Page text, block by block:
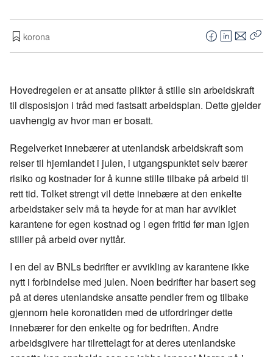
korona
F
a
e
b
k
L
i
k
e
n
E
-
o
s
t
Hovedregelen er at ansatte plikter å stille sin arbeidskraft
til disposisjon i tråd med fastsatt arbeidsplan. Dette gjelder
uavhengig av hvor man er bosatt.
Regelverket innebærer at utenlandsk arbeidskraft som
reiser til hjemlandet i julen, i utgangspunktet selv bærer
risiko og kostnader for å kunne stille tilbake på arbeid til
rett tid. Tolket strengt vil dette innebære at den enkelte
arbeidstaker selv må ta høyde for at man har avviklet
karantene for egen kostnad og i egen fritid før man igjen
stiller på arbeid over nyttår.
I en del av BNLs bedrifter er avvikling av karantene ikke
nytt i forbindelse med julen. Noen bedrifter har basert seg
på at deres utenlandske ansatte pendler frem og tilbake
gjennom hele koronatiden med de utfordringer dette
innebærer for den enkelte og for bedriften. Andre
arbeidsgivere har tilrettelagt for at deres utenlandske